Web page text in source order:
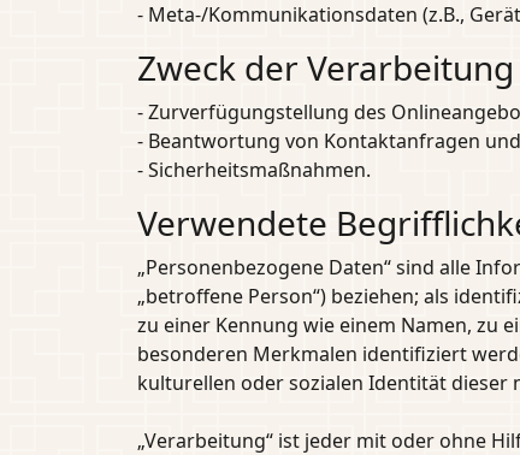
- Meta-/Kommunikationsdaten (z.B.,
Zweck der Verarbeitung
- Zurverfügungstellung des
- Beantwortung von Kontaktanfragen
- Sicherheitsmaßnahmen.
Verwendete
„Personenbezogene Daten“ sind alle
„betroffene Person“) beziehen; als
zu einer Kennung wie einem Namen, zu
besonderen Merkmalen identifiziert
kulturellen oder sozialen Identität dieser
„Verarbeitung“ ist jeder mit oder ohne